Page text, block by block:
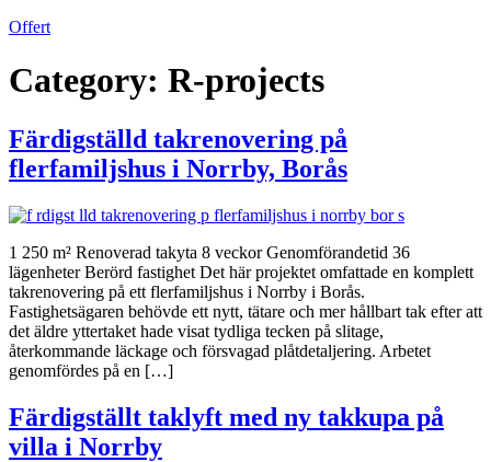
Offert
Category: R-projects
Färdigställd takrenovering på
flerfamiljshus i Norrby, Borås
1 250 m² Renoverad takyta 8 veckor Genomförandetid 36
lägenheter Berörd fastighet Det här projektet omfattade en komplett
takrenovering på ett flerfamiljshus i Norrby i Borås.
Fastighetsägaren behövde ett nytt, tätare och mer hållbart tak efter att
det äldre yttertaket hade visat tydliga tecken på slitage,
återkommande läckage och försvagad plåtdetaljering. Arbetet
genomfördes på en […]
Färdigställt taklyft med ny takkupa på
villa i Norrby